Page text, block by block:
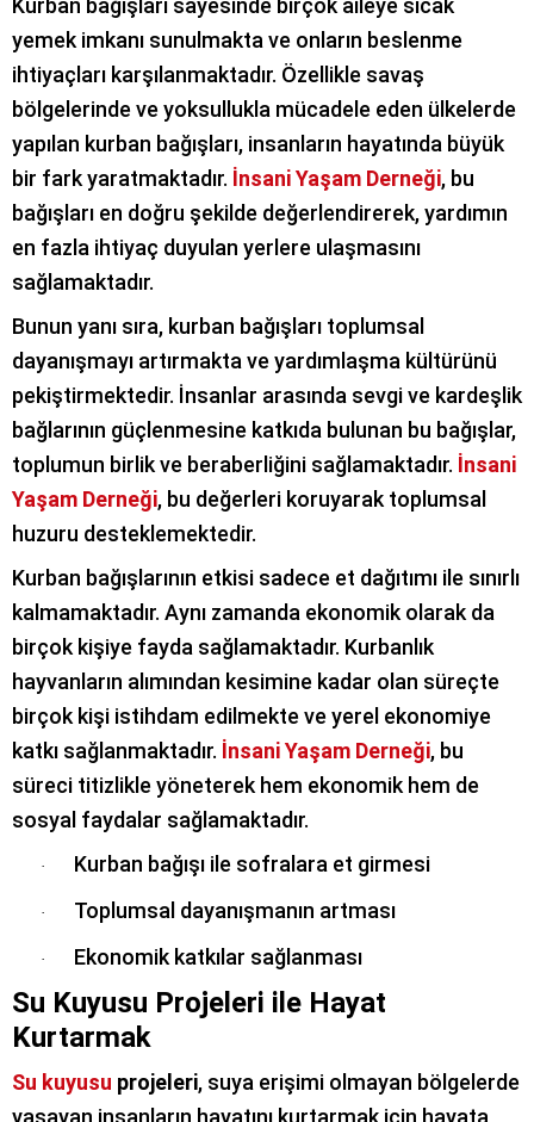
Kurban bağışları sayesinde birçok aileye sıcak
yemek imkanı sunulmakta ve onların beslenme
ihtiyaçları karşılanmaktadır. Özellikle savaş
bölgelerinde ve yoksullukla mücadele eden ülkelerde
yapılan kurban bağışları, insanların hayatında büyük
bir fark yaratmaktadır. İnsani Yaşam Derneği, bu
bağışları en doğru şekilde değerlendirerek, yardımın
en fazla ihtiyaç duyulan yerlere ulaşmasını
sağlamaktadır.
Bunun yanı sıra, kurban bağışları toplumsal
dayanışmayı artırmakta ve yardımlaşma kültürünü
pekiştirmektedir. İnsanlar arasında sevgi ve kardeşlik
bağlarının güçlenmesine katkıda bulunan bu bağışlar,
toplumun birlik ve beraberliğini sağlamaktadır. İnsani
Yaşam Derneği, bu değerleri koruyarak toplumsal
huzuru desteklemektedir.
Kurban bağışlarının etkisi sadece et dağıtımı ile sınırlı
kalmamaktadır. Aynı zamanda ekonomik olarak da
birçok kişiye fayda sağlamaktadır. Kurbanlık
hayvanların alımından kesimine kadar olan süreçte
birçok kişi istihdam edilmekte ve yerel ekonomiye
katkı sağlanmaktadır. İnsani Yaşam Derneği, bu
süreci titizlikle yöneterek hem ekonomik hem de
sosyal faydalar sağlamaktadır.
· Kurban bağışı ile sofralara et girmesi
· Toplumsal dayanışmanın artması
· Ekonomik katkılar sağlanması
Su Kuyusu Projeleri ile Hayat
Kurtarmak
Su kuyusu projeleri, suya erişimi olmayan bölgelerde
yaşayan insanların hayatını kurtarmak için hayata